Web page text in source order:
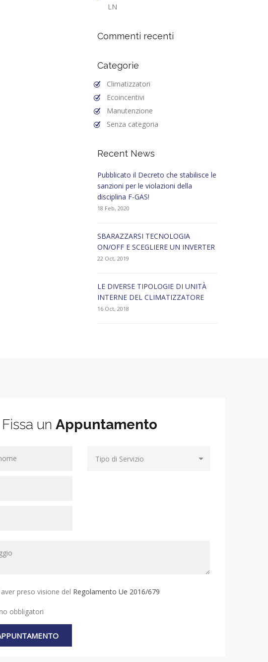
LN
Commenti recenti
Categorie
Climatizzatori
Ecoincentivi
Manutenzione
Senza categoria
Recent News
Pubblicato il Decreto che stabilisce le
sanzioni per le violazioni della
disciplina F-GAS!
18 Feb, 2020
SBARAZZARSI TECNOLOGIA
ON/OFF E SCEGLIERE UN INVERTER
22 Oct, 2019
LE DIVERSE TIPOLOGIE DI UNITÀ
INTERNE DEL CLIMATIZZATORE
16 Oct, 2018
Fissa un Appuntamento
preso visione del Regolamento Ue 2016/679
obbligatori